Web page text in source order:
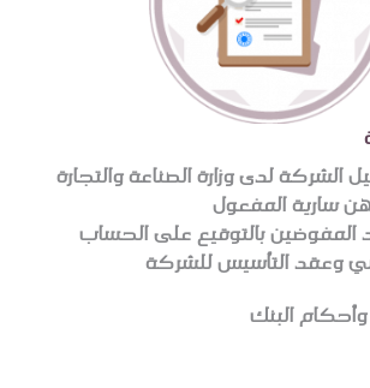
لدى وزارة الصناعة والتجارة
سارية المفعول
بالتوقيع على الحساب
وعقد التأسيس للشركة
البنك